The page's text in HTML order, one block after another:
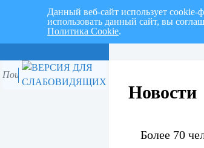
Новости
Более 70
Данный веб-сайт использует cookie-
использовать данный сайт, вы
Политика Cookie.